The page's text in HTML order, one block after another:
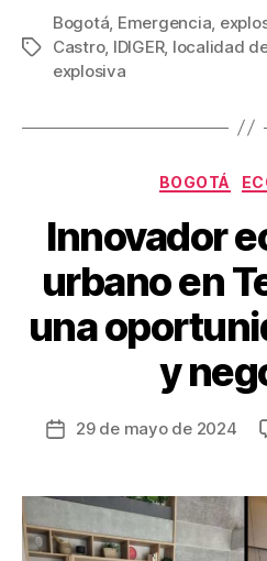
c
e
o
tt
er
ail er
e
m
p
tir
Etiquetas
Bogotá, Emergencia,
Castro, IDIGER, localidad
explosiva
BOGOTÁ
Innovador
urbano en
una
y
Fecha
entrada
29 de mayo de 2024